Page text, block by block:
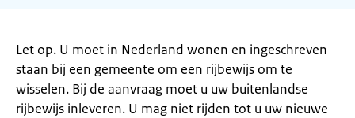
Let op. U moet in Nederland wonen en ingeschreven
staan bij een gemeente om een rijbewijs om te
wisselen. Bij de aanvraag moet u uw buitenlandse
rijbewijs inleveren. U mag niet rijden tot u uw nieuwe